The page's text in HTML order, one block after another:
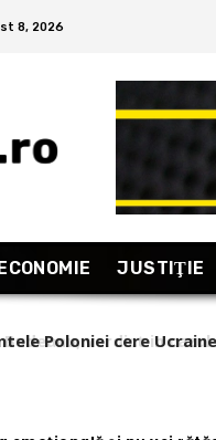
8, 2026
JUSTIŢIE
verdict in cazul